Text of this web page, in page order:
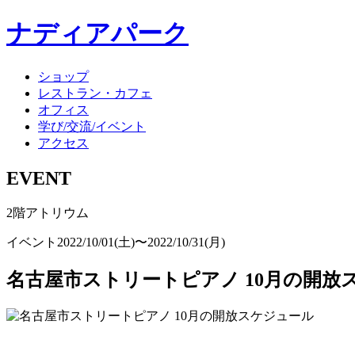
ナディアパーク
ショップ
レストラン・カフェ
オフィス
学び/交流/イベント
アクセス
EVENT
2階アトリウム
イベント 2022/10/01(土)〜2022/10/31(月)
名古屋市ストリートピアノ 10月の開放